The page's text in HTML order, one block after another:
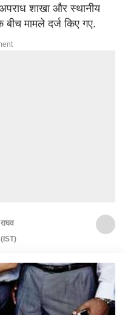
शाखा और स्थानीय
बीच मामले दर्ज किए गए.